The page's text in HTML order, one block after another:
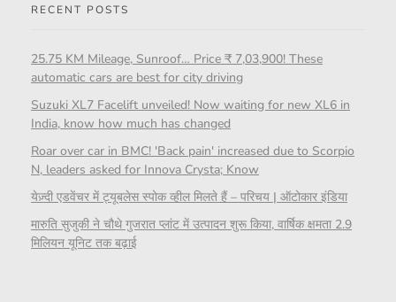
RECENT POSTS
25.75 KM Mileage, Sunroof… Price ₹ 7,03,900! These
automatic cars are best for city driving
Suzuki XL7 Facelift unveiled! Now waiting for new XL6 in
India, know how much has changed
Roar over car in BMC! 'Back pain' increased due to Scorpio
N, leaders asked for Innova Crysta; Know
येज़्दी एडवेंचर में ट्यूबलेस स्पोक व्हील मिलते हैं – परिचय | ऑटोकार इंडिया
मारुति सुजुकी ने चौथे गुजरात प्लांट में उत्पादन शुरू किया, वार्षिक क्षमता 2.9
मिलियन यूनिट तक बढ़ाई